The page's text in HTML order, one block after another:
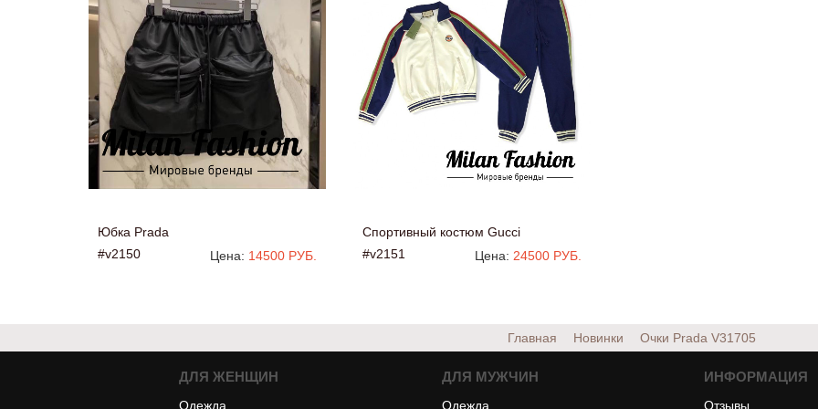
Юбка Prada
#v2150
Цена: 14500 РУБ.
Спортивный костюм Gucci
#v2151
Цена: 24500 РУБ.
Главная Новинки Очки Prada V31705
ДЛЯ ЖЕНЩИН
Одежда
ДЛЯ МУЖЧИН
Одежда
ИНФОРМАЦИЯ
Отзывы